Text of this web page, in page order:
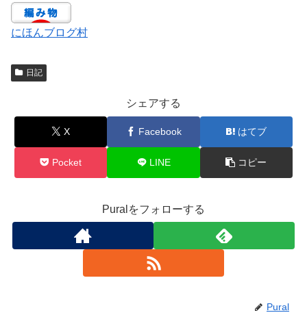
にほんブログ村
日記
シェアする
X Facebook はてブ
Pocket LINE コピー
Puralをフォローする
Pural